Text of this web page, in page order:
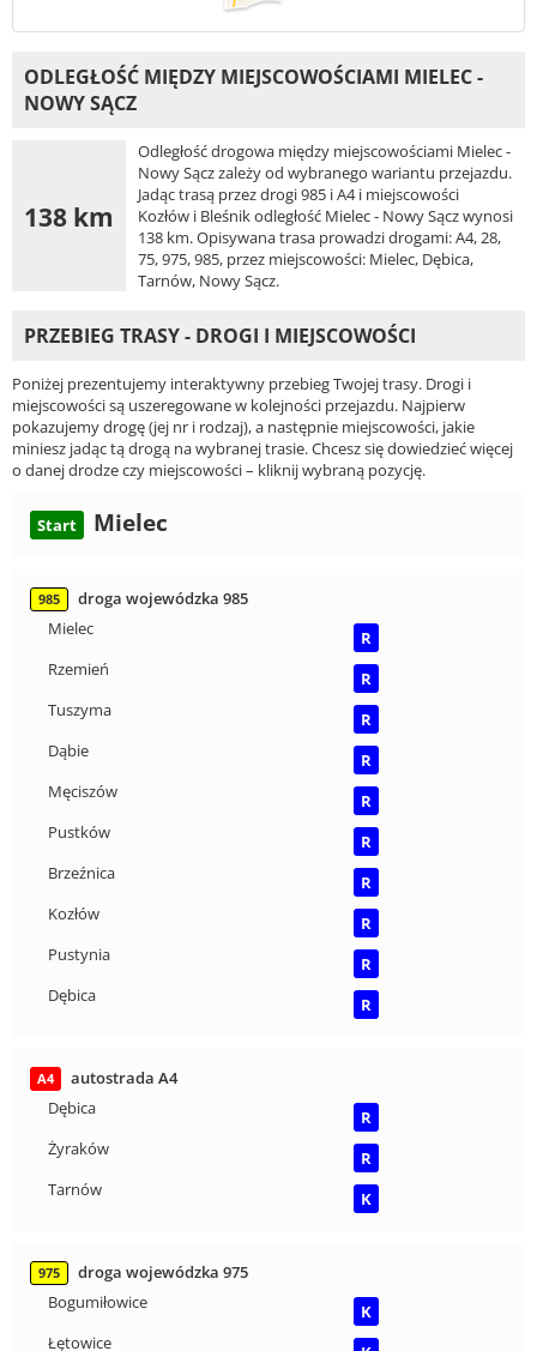
ODLEGŁOŚĆ MIĘDZY MIEJSCOWOŚCIAMI MIELEC -
NOWY SĄCZ
138 km
Odległość drogowa między miejscowościami Mielec -
Nowy Sącz zależy od wybranego wariantu przejazdu.
Jadąc trasą przez drogi 985 i A4 i miejscowości
Kozłów i Bleśnik odległość Mielec - Nowy Sącz wynosi
138 km. Opisywana trasa prowadzi drogami: A4, 28,
75, 975, 985, przez miejscowości: Mielec, Dębica,
Tarnów, Nowy Sącz.
PRZEBIEG TRASY - DROGI I MIEJSCOWOŚCI
Poniżej prezentujemy interaktywny przebieg Twojej trasy. Drogi i
miejscowości są uszeregowane w kolejności przejazdu. Najpierw
pokazujemy drogę (jej nr i rodzaj), a następnie miejscowości, jakie
miniesz jadąc tą drogą na wybranej trasie. Chcesz się dowiedzieć więcej
o danej drodze czy miejscowości – kliknij wybraną pozycję.
Start Mielec
985
droga wojewódzka 985
Mielec
R
Rzemień
R
Tuszyma
R
Dąbie
R
Męciszów
R
Pustków
R
Brzeźnica
R
Kozłów
R
Pustynia
R
Dębica
R
A4
autostrada A4
Dębica
R
Żyraków
R
Tarnów
K
975
droga wojewódzka 975
Bogumiłowice
K
Łętowice